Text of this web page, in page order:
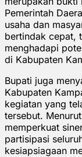
Pemerintah
usaha dan
bertindak cepat,
menghadapi
di Kabupaten
Bupati juga
Kabupaten
kegiatan yang
tersebut.
memperkuat
partisipasi
kesiapsiagaan